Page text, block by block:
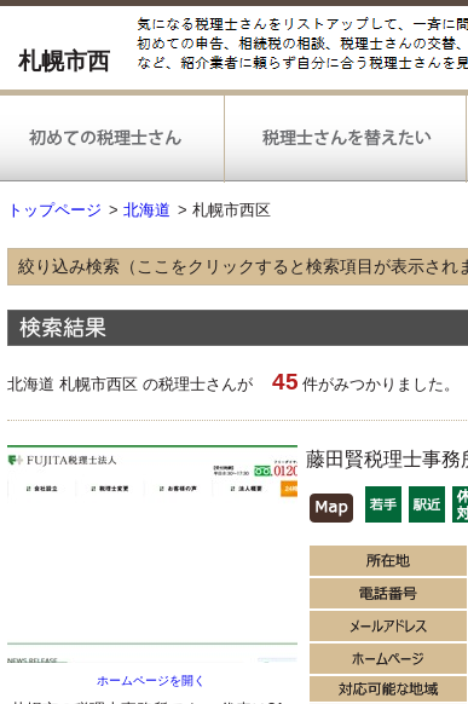
札幌市西
トップページ > 北海道 > 札幌市西区
絞り込み検索（ここをクリックすると検索項目が表示され
得意な業種
情報通信
運輸
不動産
飲食
得意な業務 確定申告
税務調査対応
相続手続
北海道 札幌市西区 の税理士さんが 45 件がみつかりま
ホームページを開く
藤田賢税理士事務